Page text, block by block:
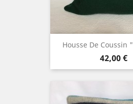
Housse De Coussin
Prix
42,00 €